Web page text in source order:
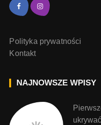
Polityka prywatności
Kontakt
NAJNOWSZE WPISY